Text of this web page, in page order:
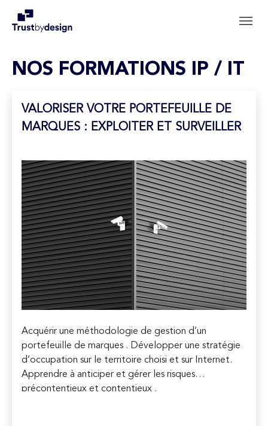
NOS FORMATIONS IP / IT
VALORISER VOTRE PORTEFEUILLE DE
MARQUES : EXPLOITER ET SURVEILLER
Acquérir une méthodologie de gestion d’un
portefeuille de marques . Développer une stratégie
d’occupation sur le territoire choisi et sur Internet.
Apprendre à anticiper et gérer les risques
précontentieux et contentieux .